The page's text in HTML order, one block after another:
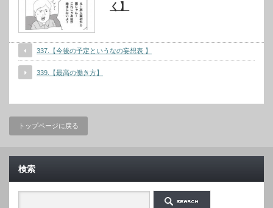
く】
337.【今後の予定というなの妄想表 】
339.【最高の働き方】
トップページに戻る
検索